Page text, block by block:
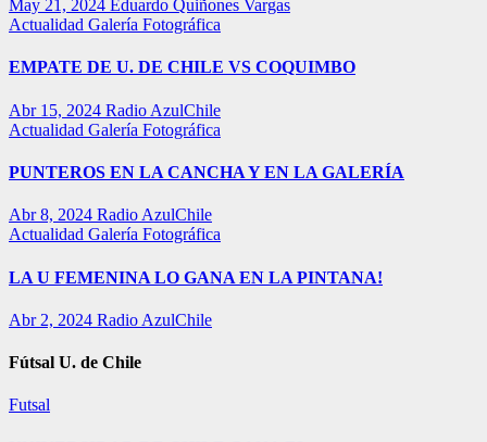
May 21, 2024 Eduardo Quiñones Vargas
Actualidad Galería Fotográfica
EMPATE DE U. DE CHILE VS COQUIMBO
Abr 15, 2024 Radio AzulChile
Actualidad Galería Fotográfica
PUNTEROS EN LA CANCHA Y EN LA GALERÍA
Abr 8, 2024 Radio AzulChile
Actualidad Galería Fotográfica
LA U FEMENINA LO GANA EN LA PINTANA!
Abr 2, 2024 Radio AzulChile
Fútsal U. de Chile
Futsal